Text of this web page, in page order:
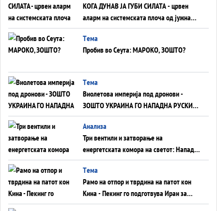
КОГА ДУНАВ ЈА ГУБИ СИЛАТА - црвен
аларм на системската плоча од јужна
Германија до Црното Море...
Tема
Пробив во Сеута: МАРОКО, ЗОШТО?
Tема
Виолетова империја под дронови -
ЗОШТО УКРАИНА ГО НАПАДНА РУСКИОТ
WILDBERRIES
Aнализа
Три вентили и затворање на
енергетската комора на светот: Нападот
во Суец најавува глобален енергетски
инфаркт?
Tема
Рамо на отпор и тврдина на патот кон
Кина - Пекинг го подготвува Иран за
американска копнена инвазија